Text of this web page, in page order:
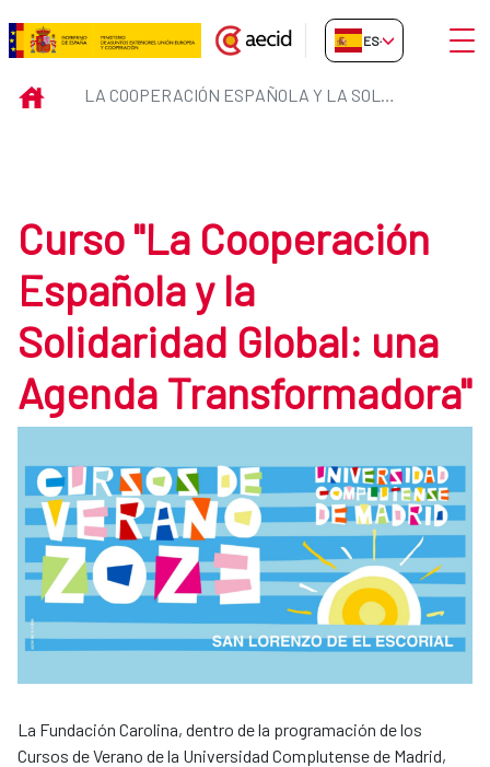
Saltar al contenido principal
La Cooperación Española y la
ES-ES Abrir
INICIO LA COOPERACIÓN ESPAÑOLA Y LA SOLIDARIDAD GLOBAL: UNA AGENDA TRANSFORMADORA
Curso "La Cooperación
Española y la
Solidaridad Global: una
Agenda Transformadora"
La Fundación Carolina, dentro de la programación de los
Cursos de Verano de la Universidad Complutense de Madrid,